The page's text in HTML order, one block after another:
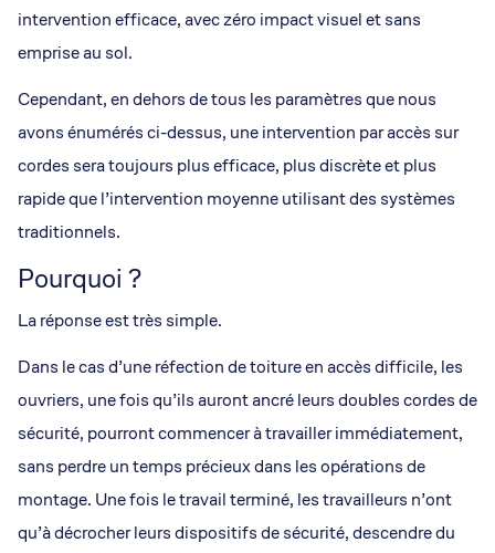
intervention efficace, avec zéro impact visuel et sans
emprise au sol.
Cependant, en dehors de tous les paramètres que nous
avons énumérés ci-dessus, une intervention par accès sur
cordes sera toujours plus efficace, plus discrète et plus
rapide que l’intervention moyenne utilisant des systèmes
traditionnels.
Pourquoi ?
La réponse est très simple.
Dans le cas d’une réfection de toiture en accès difficile, les
ouvriers, une fois qu’ils auront ancré leurs doubles cordes de
sécurité, pourront commencer à travailler immédiatement,
sans perdre un temps précieux dans les opérations de
montage. Une fois le travail terminé, les travailleurs n’ont
qu’à décrocher leurs dispositifs de sécurité, descendre du